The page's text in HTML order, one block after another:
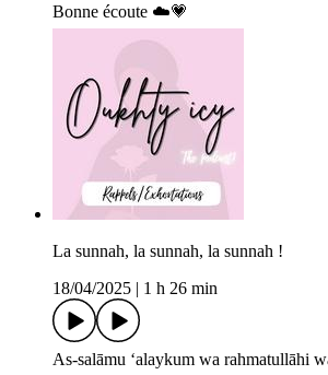
Bonne écoute ☁️💗
La sunnah, la sunnah, la sunnah !
18/04/2025
1 h 26 min
As-salāmu ‘alaykum wa rahmatullāhi